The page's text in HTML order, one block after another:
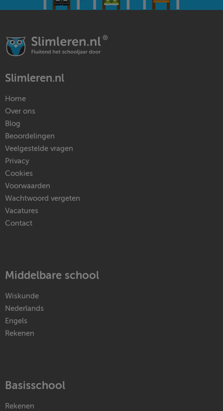
Slimleren.nl
Home
Over ons
Blog
Beoordelingen
Veelgestelde vragen
Privacy
Cookies
Voorwaarden
Wachtwoord vergeten
Vacatures
Contact
Middelbare school
Wiskunde
Nederlands
Engels
Rekenen
Basisschool
Rekenen